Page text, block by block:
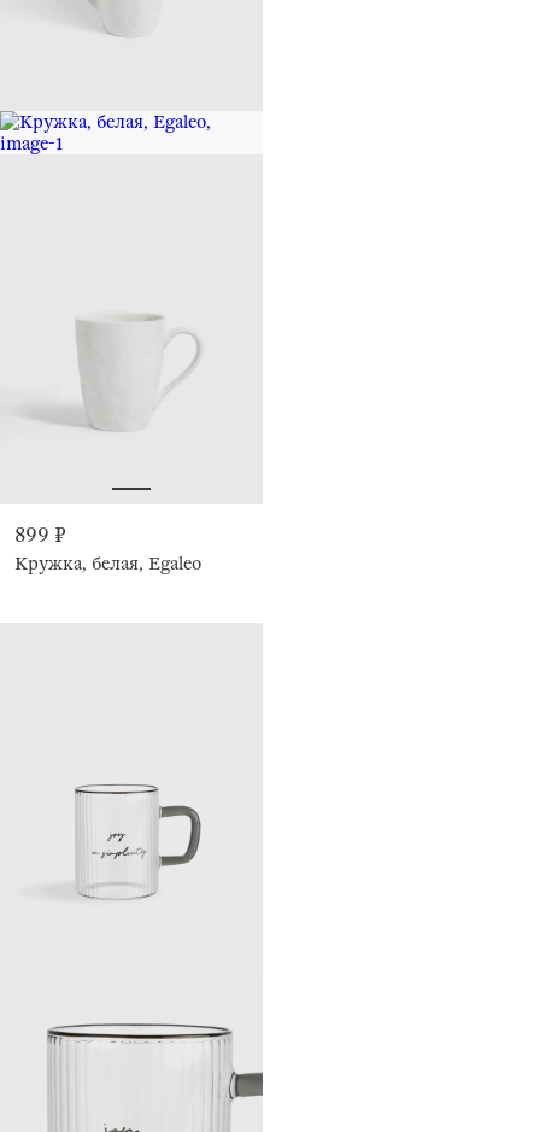
899 ₽
Кружка, белая, Egaleo